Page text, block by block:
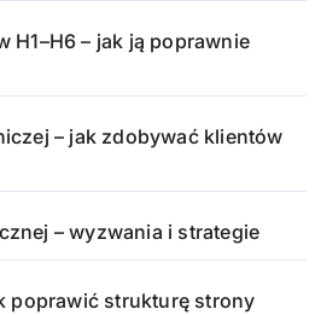
H1–H6 – jak ją poprawnie
– jak zdobywać klientów
– wyzwania i strategie
poprawić strukturę strony